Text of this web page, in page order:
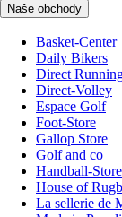
Naše obchody
Basket-Center
Daily Bikers
Direct
Direct-Volley
Espace Golf
Foot-Store
Gallop Store
Golf and co
Handball-Store
House of
La sellerie de